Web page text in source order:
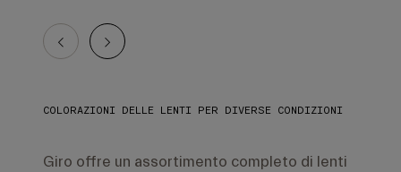
COLORAZIONI DELLE LENTI PER DIVERSE CONDIZIONI
Giro offre un assortimento completo di lenti